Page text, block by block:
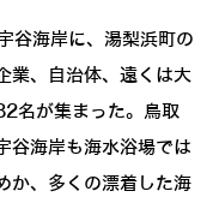
谷海岸に、湯梨浜町の
業、自治体、遠くは大
名が集まった。鳥取
谷海岸も海水浴場では
か、多くの漂着した海